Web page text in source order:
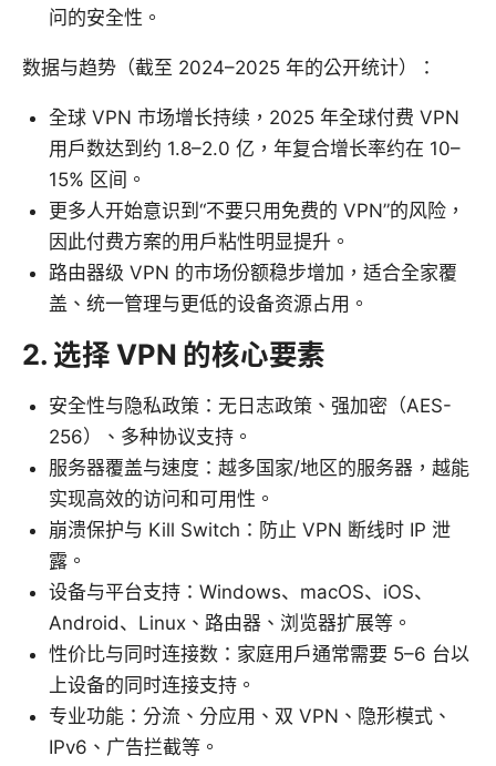
问的安全性。
数据与趋势（截至 2024–2025 年的公开统计）：
全球 VPN 市场增长持续，2025 年全球付费 VPN
用户数达到约 1.8–2.0 亿，年复合增长率约在 10–
15% 区间。
更多人开始意识到“不要只用免费的 VPN”的风险，
因此付费方案的用户粘性明显提升。
路由器级 VPN 的市场份额稳步增加，适合全家覆
盖、统一管理与更低的设备资源占用。
2. 选择 VPN 的核心要素
安全性与隐私政策：无日志政策、强加密（AES-
256）、多种协议支持。
服务器覆盖与速度：越多国家/地区的服务器，越能
实现高效的访问和可用性。
崩溃保护与 Kill Switch：防止 VPN 断线时 IP 泄
露。
设备与平台支持：Windows、macOS、iOS、
Android、Linux、路由器、浏览器扩展等。
性价比与同时连接数：家庭用户通常需要 5–6 台以
上设备的同时连接支持。
专业功能：分流、分应用、双 VPN、隐形模式、
IPv6、广告拦截等。